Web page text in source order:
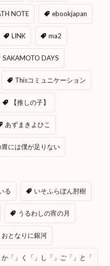
NOTE ebookjapan
LINK ma2
SAKAMOTO DAYS
Thisコミュニケーション
【推しの子】
あずまきよひこ
胃には僕が足りない
る いそふらぼん肘樹
うるわしの宵の月
おとなりに銀河
か「」く「」し「」ご「」と「